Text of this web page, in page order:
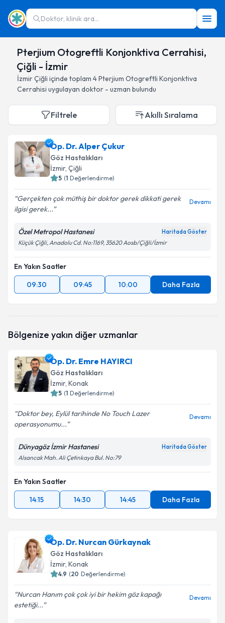
Doktor, klinik ara...
Pterjium Otogreftli Konjonktiva Cerrahisi,
Çiğli - İzmir
İzmirÇiğli içinde toplam 4Pterjium Otogreftli Konjonktiva
Cerrahisi uygulayan doktor - uzman bulundu
Filtrele Akıllı Sıralama
Op. Dr. Alper Çukur
Göz Hastalıkları
İzmir, Çiğli
5 (1 Değerlendirme)
Gerçekten çok müthiş bir doktor gerek dikkati gerek
ilgisi gerek...
Devamı
Özel Metropol Hastanesi Haritada Göster
Küçük Çiğli, Anadolu Cd. No:1169, 35620 Aosb/Çiğli/İzmir
En Yakın Saatler
09:30
09:45 10:00 Daha Fazla
Bölgenize yakın diğer uzmanlar
Op. Dr. Emre HAYIRCI
Göz Hastalıkları
İzmir, Konak
5 (1 Değerlendirme)
Doktor bey, Eylül tarihinde No Touch Lazer
operasyonumu...
Devamı
Dünyagöz İzmir Hastanesi Haritada Göster
Alsancak Mah. Ali Çetinkaya Bul. No:79
En Yakın Saatler
14:15
14:30 14:45 Daha Fazla
Op. Dr. Nurcan Gürkaynak
Göz Hastalıkları
İzmir, Konak
4.9 (20 Değerlendirme)
Nurcan Hanım çok çok iyi bir hekim göz kapağı
estetiği...
Devamı